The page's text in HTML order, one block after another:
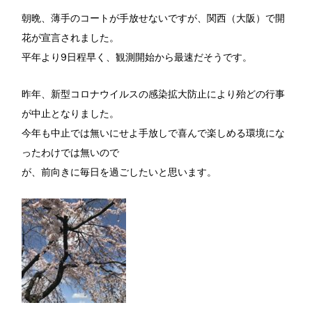
朝晩、薄手のコートが手放せないですが、関西（大阪）で開
花が宣言されました。
平年より9日程早く、観測開始から最速だそうです。
昨年、新型コロナウイルスの感染拡大防止により殆どの行事
が中止となりました。
今年も中止では無いにせよ手放しで喜んで楽しめる環境にな
ったわけでは無いので
が、前向きに毎日を過ごしたいと思います。